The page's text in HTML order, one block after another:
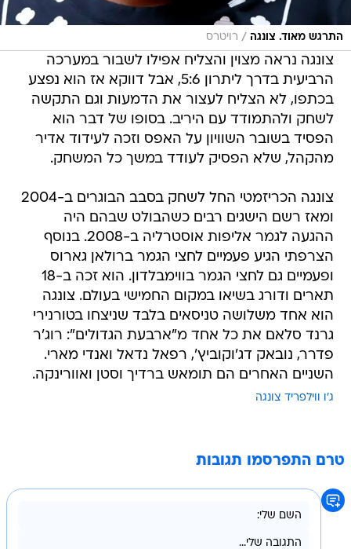
התרגש מאוד. צונגה / רויטרס
צונגה נראה מצוין והצליח אפילו לשבור במערכה
הרביעית בדרך ליתרון 5:6, אבל דווקא אז הוא נפצע
בכתפו, לא הצליח לעצור את הדמעות וגם התקשה
לשחק ולהתמודד עם היריב. בסופו של דבר הוא
הפסיד בשובר השוויון על האפס וזכה לעידוד אדיר
מהקהל, שלא הפסיק לעודד במשך כל המשחק.
צונגה הכריזמטי החל לשחק בסבב הבוגרים ב-2004
ומאז רשם הישגים רבים כשהבולט שבהם היה
ההגעה לגמר אליפות אוסטרליה ב-2008. בנוסף
הצרפתי הגיע פעמיים לחצי הגמר ברולאן גארוס
ופעמיים גם לחצי הגמר בווימבלדון. הוא זכה ב-18
תארים ודורג בשיאו במקום החמישי בעולם. צונגה
הוא אחד משלושה טניסאים בלבד שניצחו בטורנירי
גרנד סלאם את כל אחד מ"ארבעת הגדולים": רוג'ר
פדרר, נובאק דג'וקוביץ', רפאל נדאל ואנדי מארי.
השניים האחרים הם תומאש ברדיך וסטן ואוורינקה.
ג'ו ווילפריד צונגה
טרם התפרסמו תגובות